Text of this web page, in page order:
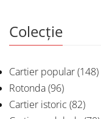
Colecție
Cartier popular(148)
Rotonda(96)
Cartier istoric (82)